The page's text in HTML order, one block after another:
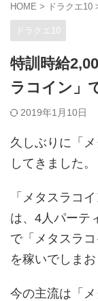
HOME > ドラクエ10
ドラクエ10
特訓時給
ラコイン」
2019年1月10日
久しぶりに「
してきました。
「メタスラコ
は、4人パーテ
で「メタスラ
を稼いでしま
今の主流は「